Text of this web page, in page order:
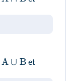
A ∪ Bet